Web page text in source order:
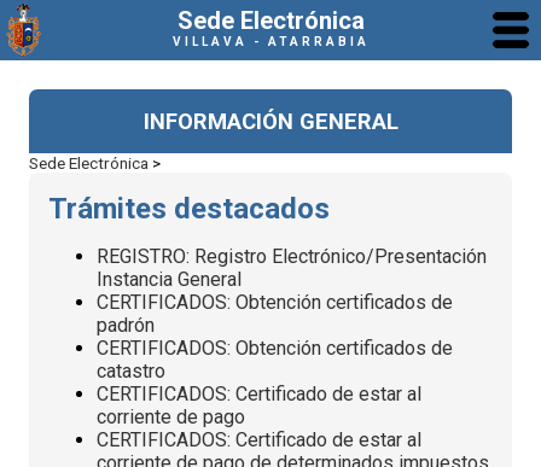
Sede Electrónica
VILLAVA - ATARRABIA
INFORMACIÓN GENERAL
Sede Electrónica >
Trámites destacados
REGISTRO: Registro Electrónico/Presentación
Instancia General
CERTIFICADOS: Obtención certificados de
padrón
CERTIFICADOS: Obtención certificados de
catastro
CERTIFICADOS: Certificado de estar al
corriente de pago
CERTIFICADOS: Certificado de estar al